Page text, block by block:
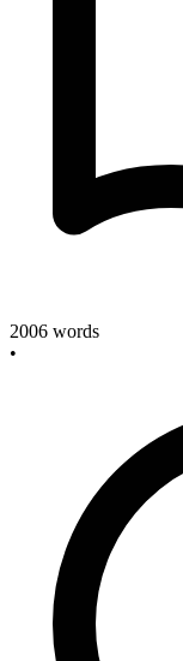
2006 words
•